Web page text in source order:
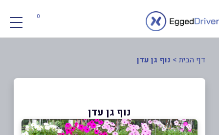
0
דף הבית > נוף גן עדן
נוף גן עדן